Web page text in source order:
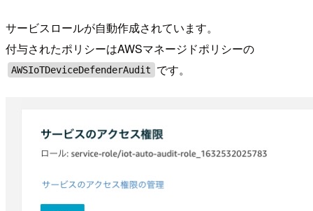
サービスロールが自動作成されています。
付与されたポリシーはAWSマネージドポリシーの
AWSIoTDeviceDefenderAudit です。